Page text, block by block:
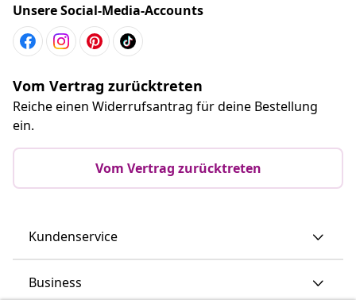
Unsere Social-Media-Accounts
Vom Vertrag zurücktreten
Reiche einen Widerrufsantrag für deine Bestellung
ein.
Vom Vertrag zurücktreten
Kundenservice
Business